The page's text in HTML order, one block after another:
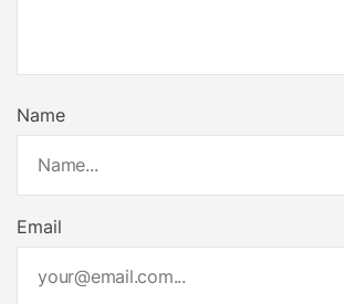
Name
Email